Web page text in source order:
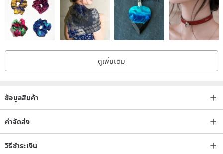
• Items are listed on multiple platforms; please inquire before
placing an order.
• All sales are final; no returns or exchanges.
ดูเพิ่มเติม
ข้อมูลสินค้า
ค่าจัดส่ง
วิธีชำระเงิน